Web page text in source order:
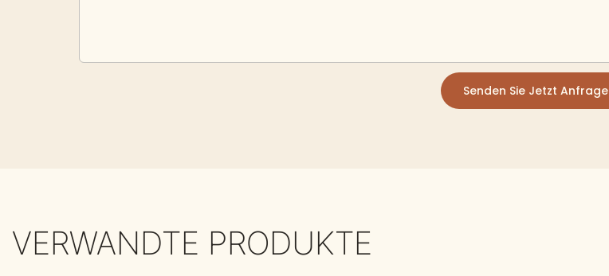
Senden Sie Jetzt Anfrage
VERWANDTE PRODUKTE